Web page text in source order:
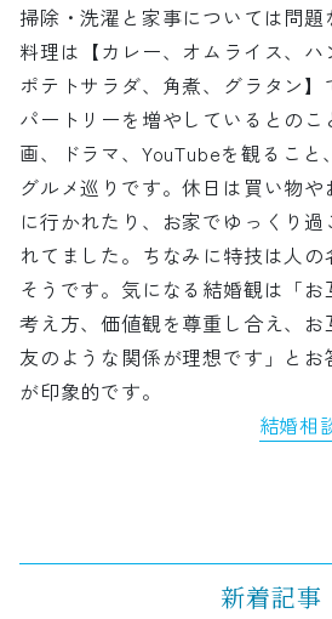
掃除・洗濯と家事については問
料理は【カレー、オムライス、ハ
ポテトサラダ、角煮、グラタン
パートリーを増やしているとの
画、ドラマ、YouTubeを観ること
グルメ巡りです。休日は買い物
に行かれたり、お家でゆっくり
れてました。ちなみに特技は人
そうです。気になる結婚観は「
考え方、価値観を尊重し合え、
友のような関係が理想です」とお
が印象的です。
結婚相
新着記事